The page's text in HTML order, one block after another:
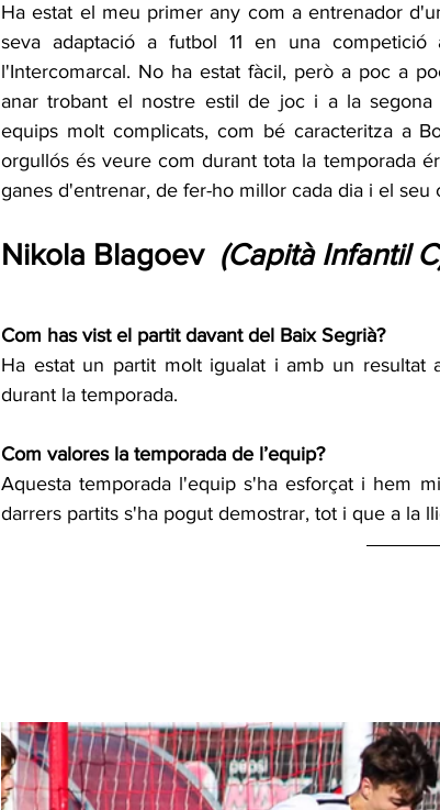
Ha estat el meu primer any com a entrenador
seva adaptació a futbol 11 en una
l'Intercomarcal. No ha estat fàcil, però a poc a
anar trobant el nostre estil de joc i a la
equips molt complicats, com bé caracteritza a
orgullós és veure com durant tota la temporada
ganes d'entrenar, de fer-ho millor cada dia i el
Nikola Blagoev (Capità Infantil
Com has vist el partit davant del Baix Segrià?
Ha estat un partit molt igualat i amb un resultat
durant la temporada.
Com valores la temporada de l’equip?
Aquesta temporada l'equip s'ha esforçat i hem
darrers partits s'ha pogut demostrar, tot i que a la